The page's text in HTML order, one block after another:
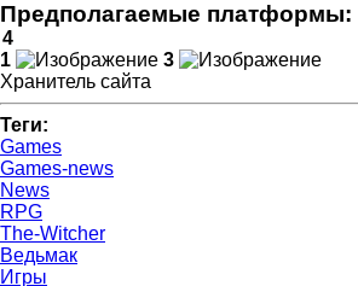
Предполагаемые платформы:
4
1
3
Хранитель сайта
Теги:
Games
Games-news
News
RPG
The-Witcher
Ведьмак
Игры